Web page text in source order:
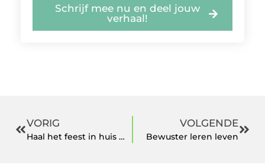
Schrijf mee nu en deel jouw
verhaal!
VORIG
Haal het feest in huis met Paw Patrol versiering
VOLGENDE
Bewuster leren leven